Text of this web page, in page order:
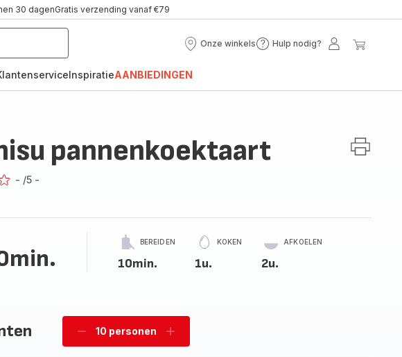
30 dagenGratis verzending vanaf €79
Onze winkels
Onze
Hulp nodig?
Hulp
Mijn
InspiratieAANBIEDINGEN
pannenkoektaart
- /5 -
BEREIDEN
10min.
KOKEN
1u.
AFKOELEN
2u.
Verwijder
10 personen
Voeg